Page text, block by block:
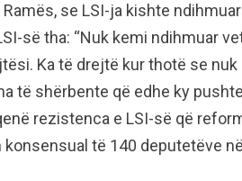
se LSI-ja kishte
së tha: “Nuk kemi ndihmuar
Ka të drejtë kur thotë se nuk
të shërbente që edhe ky
rezistenca e LSI-së që
të 140 deputetëve